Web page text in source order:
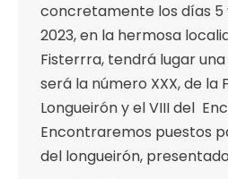
concretamente los días 5
2023, en la hermosa
Fisterrra, tendrá lugar
será la número XXX, de la
Longueirón y el VIII del
Encontraremos puestos
del longueirón,